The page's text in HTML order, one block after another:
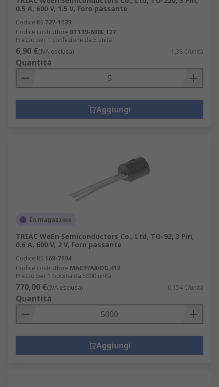
0.5 A, 600 V, 1.5 V, Foro passante
Codice RS 727-1139
Codice costruttore BT139-600E,127
Prezzo per 1 confezione da 5 unità
6,90 €(IVA esclusa) 1,38 €/unità
Quantità
Aggiungi
In magazzino
TRIAC WeEn Semiconductors Co., Ltd, TO-92, 3 Pin,
0.6 A, 600 V, 2 V, Foro passante
Codice RS 169-7194
Codice costruttore MAC97A8/DG,412
Prezzo per 1 bobina da 5000 unità
770,00 €(IVA esclusa) 0,154 €/unità
Quantità
Aggiungi